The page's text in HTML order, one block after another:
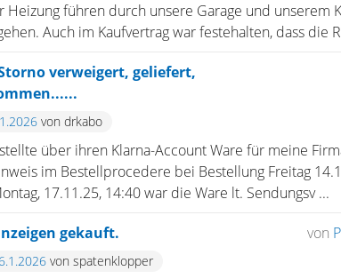
Heizung führen durch unsere Garage und unserem
Auch im Kaufvertrag war festehalten, dass die
verweigert, geliefert,
von drkabo
über ihren Klarna-Account Ware für meine
im Bestellprocedere bei Bestellung Freitag
17.11.25, 14:40 war die Ware lt. Sendungsv ...
gekauft. von
von spatenklopper